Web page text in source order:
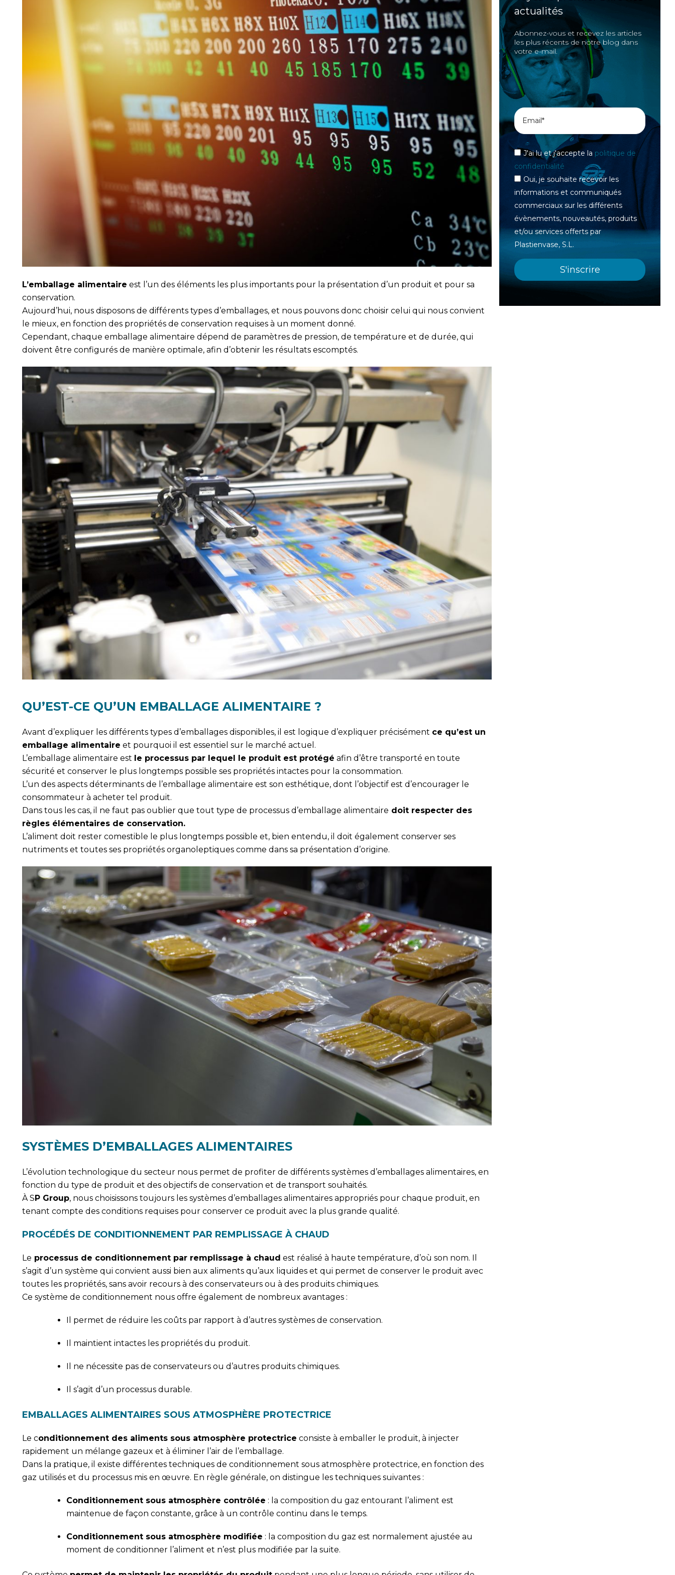
L’emballage alimentaire est l’un des éléments les plus importants pour la présentation d’un produit et pour sa
conservation.
Aujourd’hui, nous disposons de différents types d’emballages, et nous pouvons donc choisir celui qui nous convient
le mieux, en fonction des propriétés de conservation requises à un moment donné.
Cependant, chaque emballage alimentaire dépend de paramètres de pression, de température et de durée, qui
doivent être configurés de manière optimale, afin d’obtenir les résultats escomptés.
QU’EST-CE QU’UN EMBALLAGE ALIMENTAIRE ?
Avant d’expliquer les différents types d’emballages disponibles, il est logique d’expliquer précisément ce qu’est un
emballage alimentaire et pourquoi il est essentiel sur le marché actuel.
L’emballage alimentaire est le processus par lequel le produit est protégé afin d’être transporté en toute
sécurité et conserver le plus longtemps possible ses propriétés intactes pour la consommation.
L’un des aspects déterminants de l’emballage alimentaire est son esthétique, dont l’objectif est d’encourager le
consommateur à acheter tel produit.
Dans tous les cas, il ne faut pas oublier que tout type de processus d’emballage alimentaire doit respecter des
règles élémentaires de conservation.
L’aliment doit rester comestible le plus longtemps possible et, bien entendu, il doit également conserver ses
nutriments et toutes ses propriétés organoleptiques comme dans sa présentation d’origine.
SYSTÈMES D’EMBALLAGES ALIMENTAIRES
L’évolution technologique du secteur nous permet de profiter de différents systèmes d’emballages alimentaires, en
fonction du type de produit et des objectifs de conservation et de transport souhaités.
À S P Group, nous choisissons toujours les systèmes d’emballages alimentaires appropriés pour chaque produit, en
tenant compte des conditions requises pour conserver ce produit avec la plus grande qualité.
PROCÉDÉS DE CONDITIONNEMENT PAR REMPLISSAGE À CHAUD
Le processus de conditionnement par remplissage à chaud est réalisé à haute température, d’où son nom. Il
s’agit d’un système qui convient aussi bien aux aliments qu’aux liquides et qui permet de conserver le produit avec
toutes les propriétés, sans avoir recours à des conservateurs ou à des produits chimiques.
Ce système de conditionnement nous offre également de nombreux avantages :
Il permet de réduire les coûts par rapport à d’autres systèmes de conservation.
Il maintient intactes les propriétés du produit.
Il ne nécessite pas de conservateurs ou d’autres produits chimiques.
Il s’agit d’un processus durable.
EMBALLAGES ALIMENTAIRES SOUS ATMOSPHÈRE PROTECTRICE
Le conditionnement des aliments sous atmosphère protectrice consiste à emballer le produit, à injecter
rapidement un mélange gazeux et à éliminer l’air de l’emballage.
Dans la pratique, il existe différentes techniques de conditionnement sous atmosphère protectrice, en fonction des
gaz utilisés et du processus mis en œuvre. En règle générale, on distingue les techniques suivantes :
Conditionnement sous atmosphère contrôlée : la composition du gaz entourant l’aliment est
maintenue de façon constante, grâce à un contrôle continu dans le temps.
Conditionnement sous atmosphère modifiée : la composition du gaz est normalement ajustée au
moment de conditionner l’aliment et n’est plus modifiée par la suite.
actualités
Abonnez-vous et recevez les articles
les plus récents de notre blog dans
votre e-mail.
J'ai lu et j'accepte la politique de
confidentialité
Oui, je souhaite recevoir les
informations et communiqués
commerciaux sur les différents
évènements, nouveautés, produits
et/ou services offerts par
Plastienvase, S.L.